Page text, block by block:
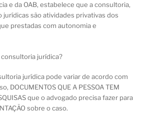
e da OAB, estabelece que a consultoria,
jurídicas são atividades privativas dos
prestadas com autonomia e
jurídica?
jurídica pode variar de acordo com
DOCUMENTOS QUE A PESSOA TEM
que o advogado precisa fazer para
sobre o caso.